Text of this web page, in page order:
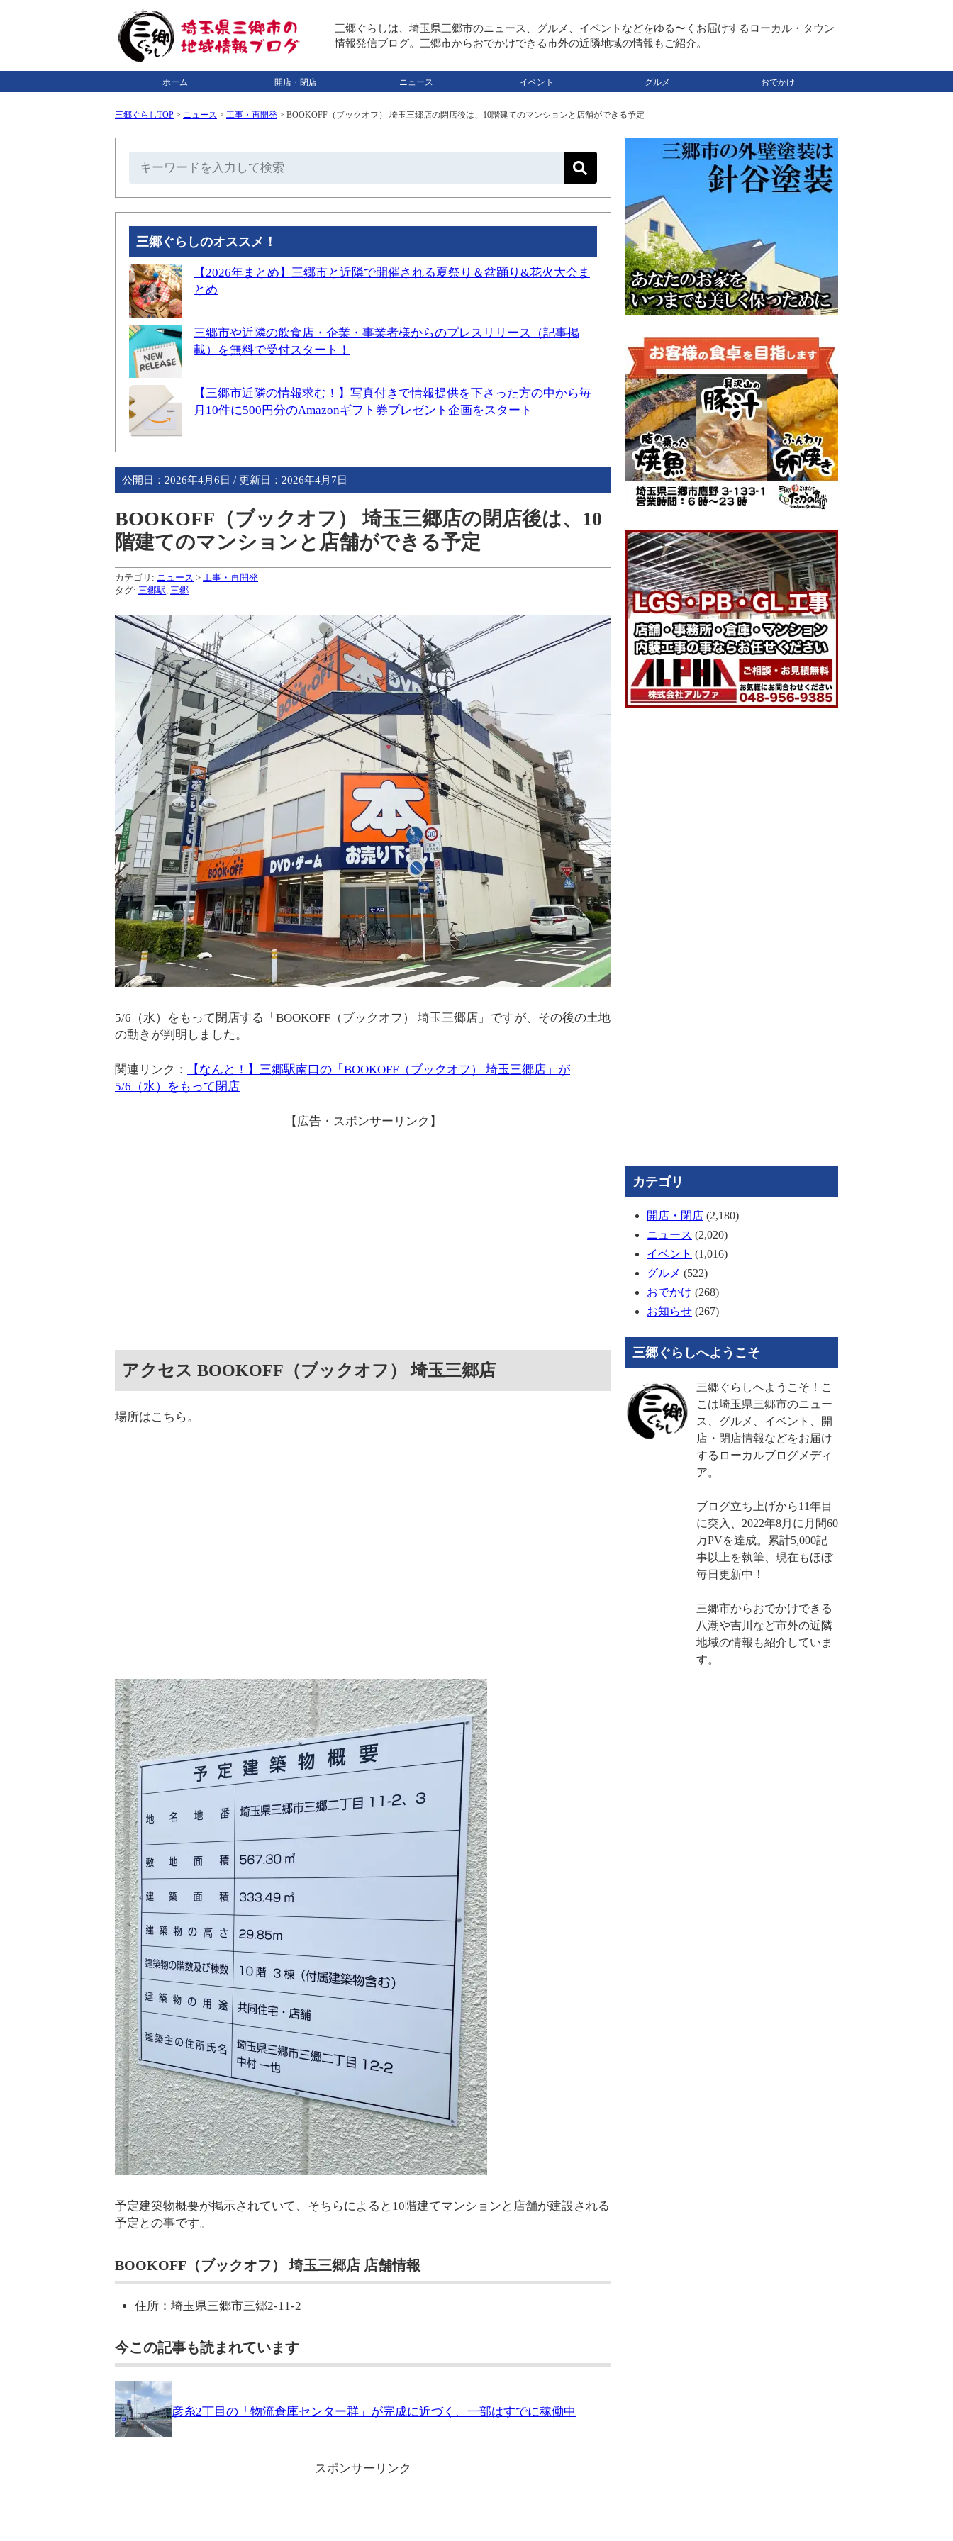
三郷ぐらしは、埼玉県三郷市のニュース、グルメ、イベントなどをゆる〜くお届けするローカル・タウン
情報発信ブログ。三郷市からおでかけできる市外の近隣地域の情報もご紹介。
ホーム 開店・閉店 ニュース イベント グルメ おでかけ
三郷ぐらしTOP > ニュース > 工事・再開発 > BOOKOFF（ブックオフ） 埼玉三郷店の閉店後は、10階建てのマンションと店舗ができる予定
三郷ぐらしのオススメ！
【2026年まとめ】三郷市と近隣で開催される夏祭り＆盆踊り&花火大会ま
とめ
三郷市や近隣の飲食店・企業・事業者様からのプレスリリース（記事掲
載）を無料で受付スタート！
【三郷市近隣の情報求む！】写真付きで情報提供を下さった方の中から毎
月10件に500円分のAmazonギフト券プレゼント企画をスタート
公開日： 2026年4月6日 / 更新日： 2026年4月7日
BOOKOFF（ブックオフ） 埼玉三郷店の閉店後は、10
階建てのマンションと店舗ができる予定
カテゴリ: ニュース > 工事・再開発
タグ: 三郷駅 三郷
5/6（水）をもって閉店する「BOOKOFF（ブックオフ） 埼玉三郷店」ですが、その後の土地
の動きが判明しました。
関連リンク：
【なんと！】三郷駅南口の「BOOKOFF（ブックオフ） 埼玉三郷店」が
5/6（水）をもって閉店
【広告・スポンサーリンク】
アクセス BOOKOFF（ブックオフ） 埼玉三郷店
場所はこちら。
予定建築物概要が掲示されていて、そちらによると10階建てマンションと店舗が建設される
予定との事です。
BOOKOFF（ブックオフ） 埼玉三郷店 店舗情報
住所：埼玉県三郷市三郷2-11-2
今この記事も読まれています
彦糸2丁目の「物流倉庫センター群」が完成に近づく、一部はすでに稼働中
スポンサーリンク
カテゴリ
開店・閉店 (2,180)
ニュース (2,020)
イベント (1,016)
グルメ (522)
おでかけ (268)
お知らせ (267)
三郷ぐらしへようこそ
三郷ぐらしへようこそ！こ
こは埼玉県三郷市のニュー
ス、グルメ、イベント、開
店・閉店情報などをお届け
するローカルブログメディ
ア。
ブログ立ち上げから11年目
に突入、2022年8月に月間60
万PVを達成。累計5,000記
事以上を執筆、現在もほぼ
毎日更新中！
三郷市からおでかけできる
八潮や吉川など市外の近隣
地域の情報も紹介していま
す。